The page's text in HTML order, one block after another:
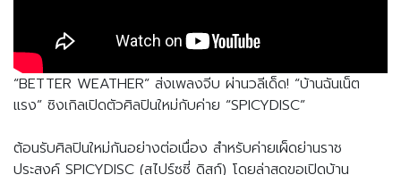
“BETTER WEATHER” ส่งเพลงจีบ ผ่านวลีเด็ด! “บ้านฉันเน็ต
แรง” ซิงเกิลเปิดตัวศิลปินใหม่กับค่าย “SPICYDISC”
ต้อนรับศิลปินใหม่กันอย่างต่อเนื่อง สำหรับค่ายเผ็ดย่านราช
ประสงค์ SPICYDISC (สไปร์ซซี่ ดิสก์) โดยล่าสุดขอเปิดบ้าน